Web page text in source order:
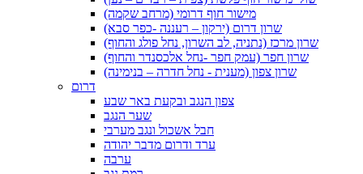
מישור חוף דרומי (מרחב שקמה)
שרון דרום (ירקון – רעננה -כפר סבא)
שרון מרכז (נתניה, לב השרון, נחל פולג והחוף)
שרון חפר (עמק חפר -נחל אלכסנדר והחוף)
שרון צפון (מענית - נחל חדרה – בנימינה)
דרום
צפון הנגב ובקעת באר שבע
שער הנגב
חבל אשכול ונגב מערבי
ערד ודרום מדבר יהודה
ערבה